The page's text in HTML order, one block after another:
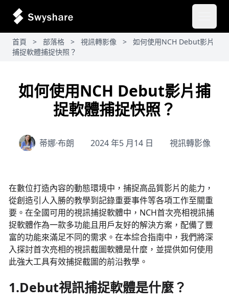
首頁 > 部落格 > 視訊轉影像 >
如何使用NCH Debut影片
捕捉軟體捕捉快照？
如何使用NCH Debut影片捕
捉軟體捕捉快照？
蒂娜·布朗 2024 年5 月14 日 視訊轉影像
在數位打造內容的動態環境中，捕捉高品質影片的能力，
從創造引人入勝的教學到記錄重要事件等各項工作至關重
要。在全國可用的視訊捕捉軟體中，NCH首次亮相視訊捕
捉軟體作為一款多功能且用戶友好的解決方案，配備了豐
富的功能來滿足不同的需求。在本綜合指南中，我們將深
入探討首次亮相的視訊截圖軟體是什麼，並提供如何使用
此強大工具有效捕捉截圖的前沿教學。
1.Debut視訊捕捉軟體是什麼？